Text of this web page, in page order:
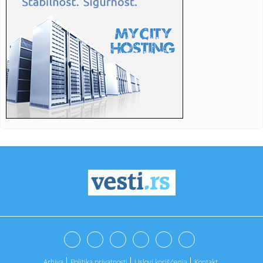
23:21:
od Malog K...
23:21:Izrael pravi plan bez Trampa
23:16:Heroji sa Olimpa! Srbi sat vremena vodili borbu za život na
opas...
23:16:Bruno Gimaraeš prešao iz Njukasla u Arsenal
Jovanovića čeka ogroman posao – Teleoptik ponovo
Vatreni pakao kod Doljevca! Automobili potpuno uništeni,
plamen ...